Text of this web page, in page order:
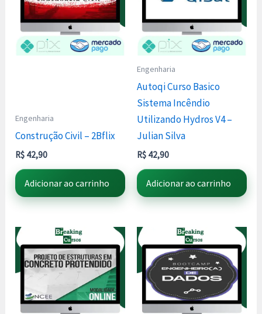
Engenharia
Construção Civil – 2Bflix
R$ 42,90
Adicionar ao carrinho
Engenharia
Autoqi Curso Basico
Sistema Incêndio
Utilizando Hydros V4 –
Julian Silva
R$ 42,90
Adicionar ao carrinho